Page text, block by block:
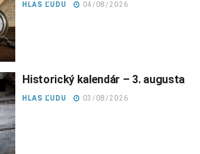
HLAS ĽUDU 04/08/2026
Historický kalendár – 3. augusta
HLAS ĽUDU 03/08/2026